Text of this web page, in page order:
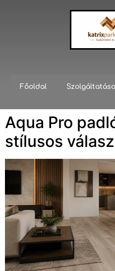
Főoldal
Aqua Pro
stílusos